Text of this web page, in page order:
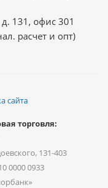
131, офис 301
расчет и опт)
сайта
торговля:
131-403
0000 0933